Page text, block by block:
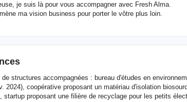
je suis là pour vous accompagner avec Fresh Alma.
ma vision business pour porter le vôtre plus loin.
de structures accompagnées : bureau d'études en
2024), coopérative proposant un matériau d'isolation
startup proposant une filière de recyclage pour les petits